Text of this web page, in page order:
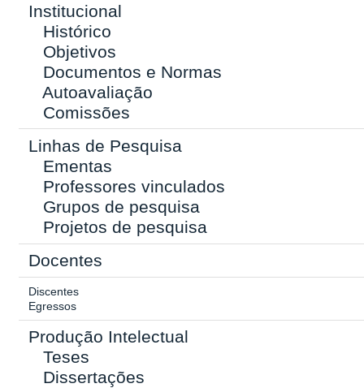
Institucional
Histórico
Objetivos
Documentos e Normas
Autoavaliação
Comissões
Linhas de Pesquisa
Ementas
Professores vinculados
Grupos de pesquisa
Projetos de pesquisa
Docentes
Discentes
Egressos
Produção Intelectual
Teses
Dissertações